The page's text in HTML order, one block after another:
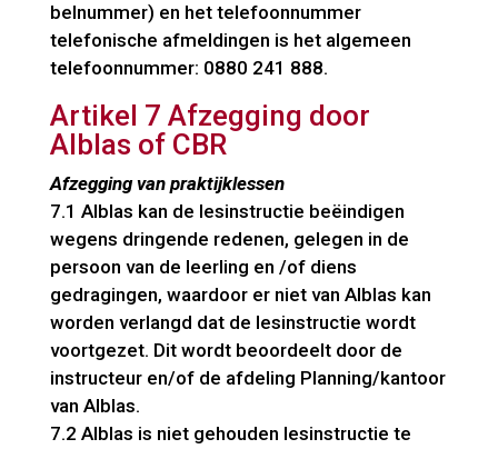
belnummer) en het telefoonnummer
telefonische afmeldingen is het algemeen
telefoonnummer: 0880 241 888.
Artikel 7 Afzegging door
Alblas of CBR
Afzegging van praktijklessen
7.1 Alblas kan de lesinstructie beëindigen
wegens dringende redenen, gelegen in de
persoon van de leerling en /of diens
gedragingen, waardoor er niet van Alblas kan
worden verlangd dat de lesinstructie wordt
voortgezet. Dit wordt beoordeelt door de
instructeur en/of de afdeling Planning/kantoor
van Alblas.
7.2 Alblas is niet gehouden lesinstructie te